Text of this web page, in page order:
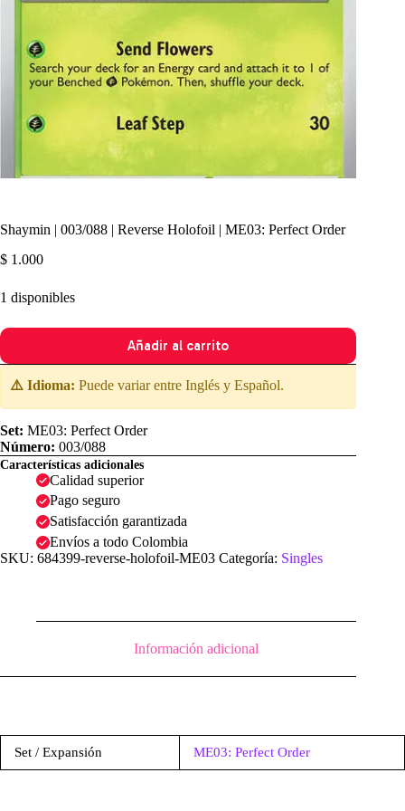
Shaymin | 003/088 | Reverse Holofoil | ME03: Perfect Order
$ 1.000
1 disponibles
Añadir al carrito
⚠️ Idioma: Puede variar entre Inglés y Español.
Set: ME03: Perfect Order
Número: 003/088
Características adicionales
Calidad superior
Pago seguro
Satisfacción garantizada
Envíos a todo Colombia
SKU: 684399-reverse-holofoil-ME03 Categoría: Singles
Información adicional
Set / Expansión ME03: Perfect Order